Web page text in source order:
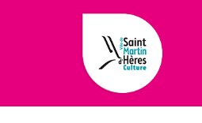
Ecoutez
Accueil»Sortir »
l’Espace Vallès